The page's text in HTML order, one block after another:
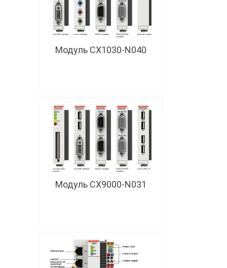
Модуль CX1030-N040
Модуль CX9000-N031